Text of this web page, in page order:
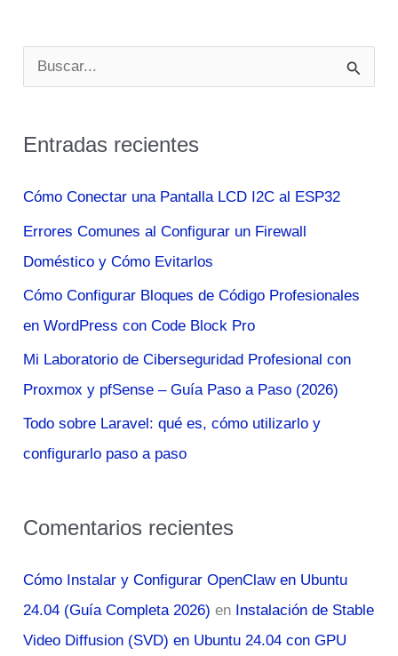
vs.
u
c
p
o
r
:
Entradas recientes
Cómo Conectar una Pantalla LCD I2C al ESP32
Errores Comunes al Configurar un Firewall
Doméstico y Cómo Evitarlos
Cómo Configurar Bloques de Código Profesionales
en WordPress con Code Block Pro
Mi Laboratorio de Ciberseguridad Profesional con
Proxmox y pfSense – Guía Paso a Paso (2026)
Todo sobre Laravel: qué es, cómo utilizarlo y
configurarlo paso a paso
Comentarios recientes
Cómo Instalar y Configurar OpenClaw en Ubuntu
24.04 (Guía Completa 2026) en Instalación de Stable
Video Diffusion (SVD) en Ubuntu 24.04 con GPU